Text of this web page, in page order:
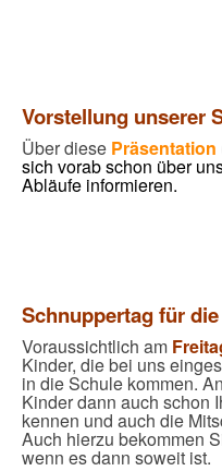
Vorstellung unserer
Über diese Präsentation
sich vorab schon über
Abläufe informieren.
Schnuppertag für
Voraussichtlich am
Kinder, die bei uns
in die Schule kommen.
Kinder dann auch schon
kennen und auch die
Auch hierzu bekommen
wenn es dann soweit ist.